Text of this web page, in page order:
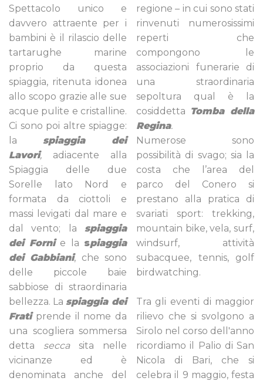
Spettacolo unico e
davvero attraente per i
bambini è il rilascio delle
tartarughe marine
proprio da questa
spiaggia, ritenuta idonea
allo scopo grazie alle sue
acque pulite e cristalline.
Ci sono poi altre spiagge:
la spiaggia dei
Lavori, adiacente alla
Spiaggia delle due
Sorelle lato Nord e
formata da ciottoli e
massi levigati dal mare e
dal vento; la spiaggia
dei Fornie la spiaggia
dei Gabbiani, che sono
delle piccole baie
sabbiose di straordinaria
bellezza. La spiaggia dei
Fratiprende il nome da
una scogliera sommersa
detta seccasita nelle
vicinanze ed è
denominata anche del
regione – in cui sono stati
rinvenuti numerosissimi
reperti che
compongono le
associazioni funerarie di
una straordinaria
sepoltura qual è la
cosiddetta Tomba della
Regina.
Numerose sono
possibilità di svago; sia la
costa che l’area del
parco del Conero si
prestano alla pratica di
svariati sport: trekking,
mountain bike, vela, surf,
windsurf, attività
subacquee, tennis, golf
birdwatching.
Tra gli eventi di maggior
rilievo che si svolgono a
Sirolo nel corso dell'anno
ricordiamo il Palio di San
Nicola di Bari, che si
celebra il 9 maggio, festa